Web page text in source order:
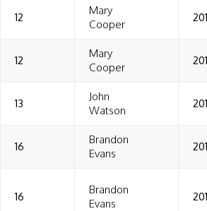
12
Mary
Cooper
12
Mary
Cooper
13
John
Watson
16
Brandon
Evans
16
Brandon
Evans